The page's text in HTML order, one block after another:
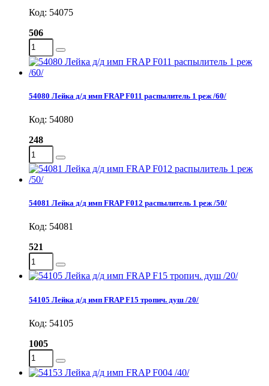
Код: 54075
506
54080 Лейка д/д имп FRAP F011 распылитель 1 реж /60/
Код: 54080
248
54081 Лейка д/д имп FRAP F012 распылитель 1 реж /50/
Код: 54081
521
54105 Лейка д/д имп FRAP F15 тропич. душ /20/
Код: 54105
1005